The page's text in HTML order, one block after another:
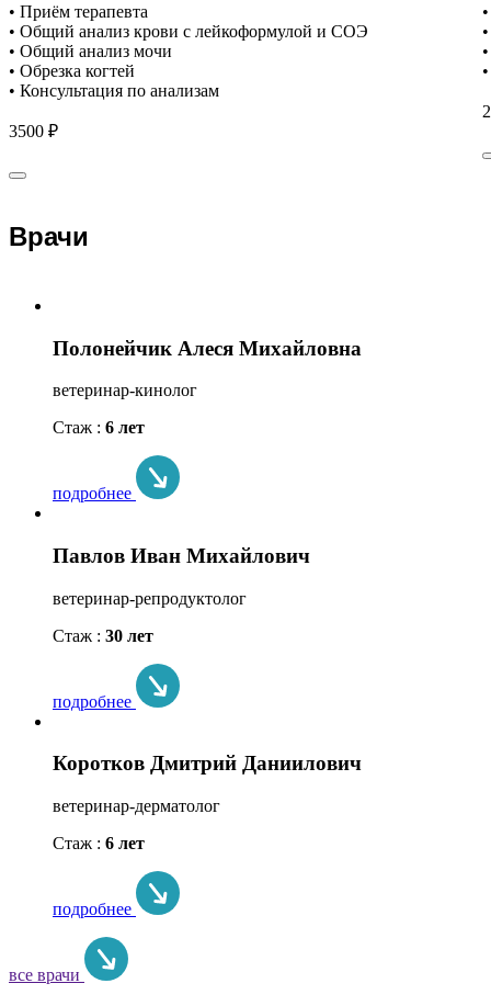
• Приём терапевта
• Общий анализ крови с лейкоформулой и СОЭ
• Общий анализ мочи
• Обрезка когтей
• Консультация по анализам
3500 ₽
Врачи
Полонейчик Алеся Михайловна
ветеринар-кинолог
Стаж : 6 лет
подробнее
Павлов Иван Михайлович
ветеринар-репродуктолог
Стаж : 30 лет
подробнее
Коротков Дмитрий Даниилович
ветеринар-дерматолог
Стаж : 6 лет
подробнее
все врачи